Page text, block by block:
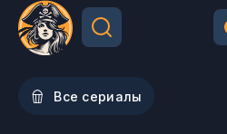
Все сериалы